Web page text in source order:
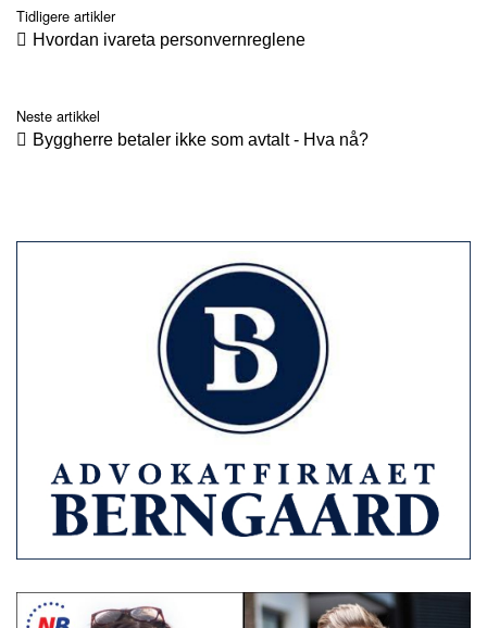
Tidligere artikler
Hvordan ivareta personvernreglene
Neste artikkel
Byggherre betaler ikke som avtalt - Hva nå?